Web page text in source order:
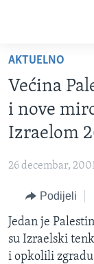
glavni
sadržaj
Pređi
na
glavnu
Idi
pretragu
FOTOGRAFIJE
SJEDINJENE
BOSNA I
SVIJET
NAUKA I
SPECIJALNI
KORUPCIJA
SLOBODA
AKTUELNO
Većina
i nove
Izraelom
26 decembar,
Podijeli
Jedan je
su Izraelski
i opkolili